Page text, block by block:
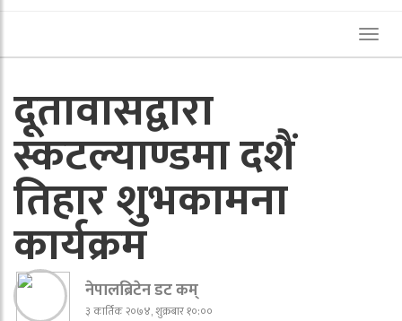
दूतावासद्वारा
स्कटल्याण्डमा दशैं
तिहार शुभकामना
कार्यक्रम
नेपालब्रिटेन डट कम्
३ कार्तिक २०७४, शुक्रबार १०:००